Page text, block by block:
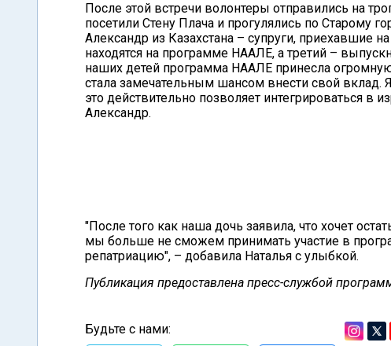
После этой встречи волонтеры отправились на
посетили Стену Плача и прогулялись по Старому
Александр из Казахстана – супруги, приехавшие
находятся на программе НААЛЕ, а третий –
наших детей программа НААЛЕ принесла
стала замечательным шансом внести свой вклад.
это действительно позволяет интегрироваться в
Александр.
"После того как наша дочь заявила, что хочет
мы больше не сможем принимать участие в
репатриацию", – добавила Наталья с улыбкой.
Публикация предоставлена пресс-службой
Будьте с нами: